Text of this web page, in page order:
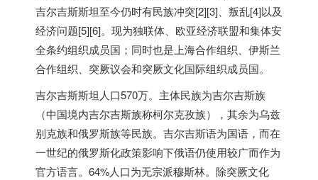
吉尔吉斯斯坦至今仍时有民族冲突[2][3]、叛乱[4]以及
经济问题[5][6]。现为独联体、欧亚经济联盟和集体安
全条约组织成员国；同时也是上海合作组织、伊斯兰
合作组织、突厥议会和突厥文化国际组织成员国。
吉尔吉斯斯坦人口570万。主体民族为吉尔吉斯族
（中国境内吉尔吉斯族称柯尔克孜族），其余为乌兹
别克族和俄罗斯族等民族。吉尔吉斯语为国语，而在
一世纪的俄罗斯化政策影响下俄语仍使用较广而作为
官方语言。64%人口为无宗派穆斯林。除突厥文化